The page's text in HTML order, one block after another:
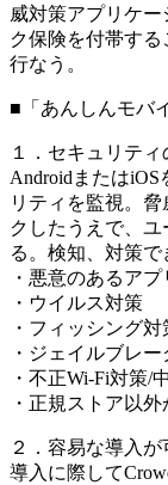
威対策アプリケ
ク保険を付帯す
行なう。
■「あんしんモバ
１．セキュリテ
Androidまたは
リティを監視。
クしたうえで、
る。検知、対策で
・悪意のあるア
・ウイルス対策
・フィッシング
・ジェイルブレ
・不正Wi-Fi対策/
・正規ストア以
２．容易な導入が
導入に際して